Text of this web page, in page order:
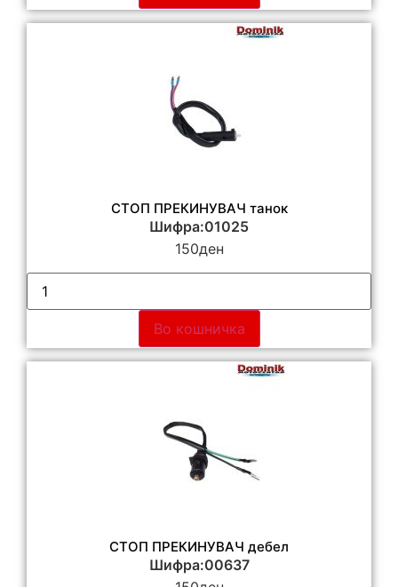
СТОП ПРЕКИНУВАЧ танок
Шифра:01025
150ден
Во кошничка
СТОП ПРЕКИНУВАЧ дебел
Шифра:00637